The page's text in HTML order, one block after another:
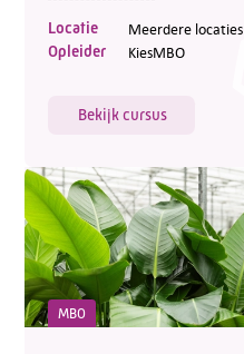
Locatie Meerdere locaties
Opleider KiesMBO
Bekijk cursus
MBO